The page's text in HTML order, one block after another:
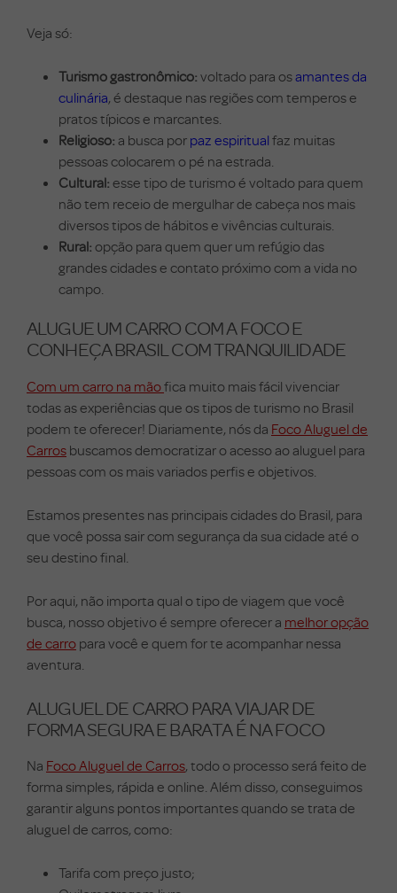
Veja só:
Turismo gastronômico: voltado para osamantes da
culinária, é destaque nas regiões com temperos e
pratos típicos e marcantes.
Religioso: a busca por paz espiritual faz muitas
pessoas colocarem o pé na estrada.
Cultural: esse tipo de turismo é voltado para quem
não tem receio de mergulhar de cabeça nos mais
diversos tipos de hábitos e vivências culturais.
Rural: opção para quem quer um refúgio das
grandes cidades e contato próximo com a vida no
campo.
ALUGUE UM CARRO COM A FOCO E
CONHEÇA BRASIL COM TRANQUILIDADE
Com um carro na mãofica muito mais fácil vivenciar
todas as experiências que os tipos de turismo no Brasil
podem te oferecer! Diariamente, nós da Foco Aluguel de
Carros buscamos democratizar o acesso ao aluguel para
pessoas com os mais variados perfis e objetivos.
Estamos presentes nas principais cidades do Brasil, para
que você possa sair com segurança da sua cidade até o
seu destino final.
Por aqui, não importa qual o tipo de viagem que você
busca, nosso objetivo é sempre oferecer a melhor opção
de carro para você e quem for te acompanhar nessa
aventura.
ALUGUEL DE CARRO PARA VIAJAR DE
FORMA SEGURA E BARATA É NA FOCO
Na Foco Aluguel de Carros, todo o processo será feito de
forma simples, rápida e online. Além disso, conseguimos
garantir alguns pontos importantes quando se trata de
aluguel de carros, como:
Tarifa com preço justo;